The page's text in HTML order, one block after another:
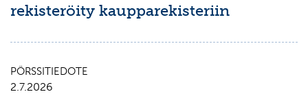
rekisteröity kaupparekisteriin
PÖRSSITIEDOTE
2.7.2026